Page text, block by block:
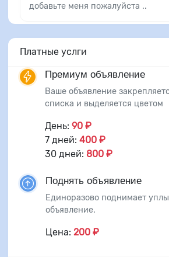
добавьте меня пожалуйста ..
Платные услги
Премиум объявление
Ваше объявление
списка и выделяется цветом
День: 90 ₽
7 дней: 400 ₽
30 дней: 800 ₽
Поднять объявление
Единоразово поднимает
объявление.
Цена: 200 ₽